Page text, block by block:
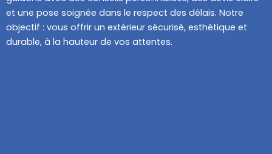
et une pose soignée dans le respect des délais. Notre
objectif : vous offrir un extérieur sécurisé, esthétique et
durable, à la hauteur de vos attentes.